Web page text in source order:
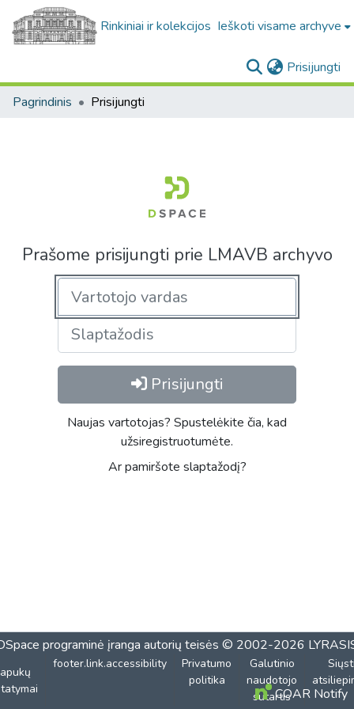
Rinkiniai ir kolekcijos Ieškoti visame archyve
Prisijungti
Pagrindinis Prisijungti
Prašome prisijungti prie LMAVB archyvo
Prisijungti
Naujas vartotojas? Spustelėkite čia, kad
užsiregistruotumėte.
Ar pamiršote slaptažodį?
programinė įranga autorių teisės © 2002-2026
footer.link.accessibility
Privatumo
politika
Galutinio
naudotojo
sutartisCOAR Notify